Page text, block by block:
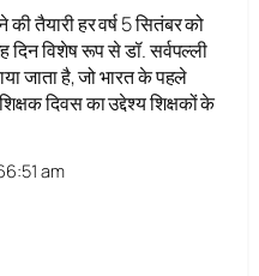
तैयारी हर वर्ष 5 सितंबर को
दिन विशेष रूप से डॉ. सर्वपल्ली
जाता है, जो भारत के पहले
दिवस का उद्देश्य शिक्षकों के
6:51 am